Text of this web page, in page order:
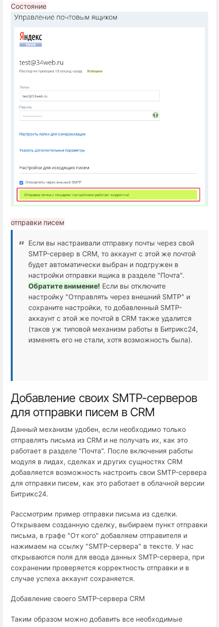
Состояние
отправки писем
Если вы настраивали отправку почты через свой
SMTP-сервер в CRM, то аккаунт с этой же почтой
будет автоматически выбран и подгружен в
настройки отправки ящика в разделе "Почта".
Обратите внимение! Если вы отключите
настройку "Отправлять через внешний SMTP" и
сохраните настройки, то добавленный SMTP-
аккаунт с этой же почтой в CRM также удалится
(таков уж типовой механизм работы в Битрикс24,
изменять его не стали, хотя возможность была).
Добавление своих SMTP-серверов
для отправки писем в CRM
Данный механизм удобен, если необходимо только
отправлять письма из CRM и не получать их, как это
работает в разделе "Почта". После включения работы
модуля в лидах, сделках и других сущностях CRM
добавляется возможность настроить свои SMTP-сервера
для отправки писем, как это работает в облачной версии
Битрикс24.
Рассмотрим пример отправки письма из сделки.
Открываем созданную сделку, выбираем пункт отправки
письма, в графе "От кого" добавляем отправителя и
нажимаем на ссылку "SMTP-сервера" в тексте. У нас
открываются поля для ввода данных SMTP-сервера, при
сохранении проверяется корректность отправки и в
случае успеха аккаунт сохраняется.
Добавление своего SMTP-сервера CRM
Таким образом можно добавить все необходимые